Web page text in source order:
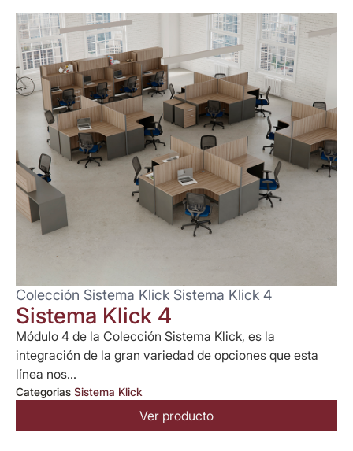
Colección Sistema Klick Sistema Klick 4
Sistema Klick 4
Módulo 4 de la Colección Sistema Klick, es la
integración de la gran variedad de opciones que esta
línea nos...
Categorias Sistema Klick
Ver producto